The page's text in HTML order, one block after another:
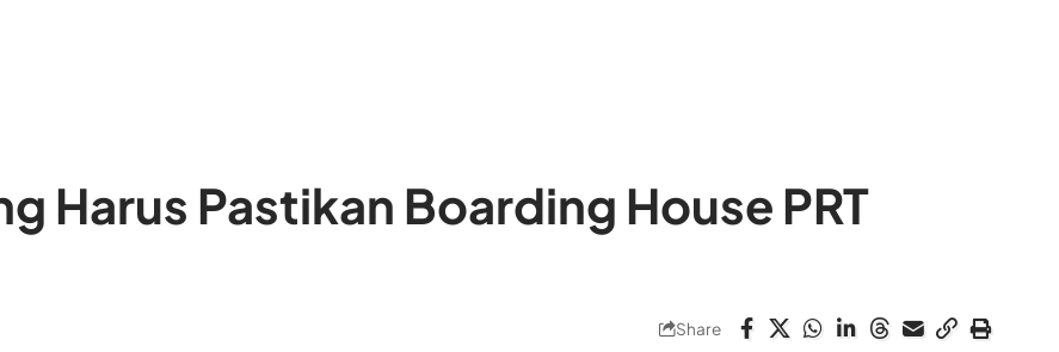
Harus Pastikan Boarding House PRT
Share